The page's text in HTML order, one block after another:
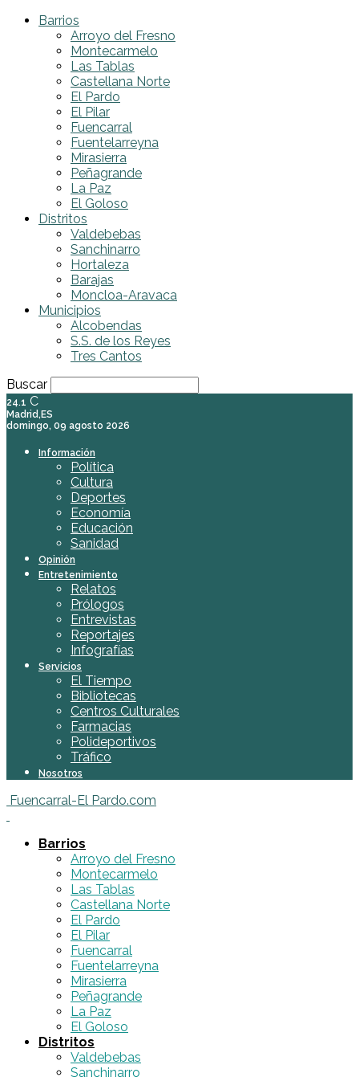
Barrios
Arroyo del Fresno
Montecarmelo
Las Tablas
Castellana Norte
El Pardo
El Pilar
Fuencarral
Fuentelarreyna
Mirasierra
Peñagrande
La Paz
El Goloso
Distritos
Valdebebas
Sanchinarro
Hortaleza
Barajas
Moncloa-Aravaca
Municipios
Alcobendas
S.S. de los Reyes
Tres Cantos
Buscar
24.1 C
Madrid,ES
domingo, 09 agosto 2026
Información
Política
Cultura
Deportes
Economía
Educación
Sanidad
Opinión
Entretenimiento
Relatos
Prólogos
Entrevistas
Reportajes
Infografías
Servicios
El Tiempo
Bibliotecas
Centros Culturales
Farmacias
Polideportivos
Tráfico
Nosotros
Fuencarral-El Pardo.com
Barrios
Arroyo del Fresno
Montecarmelo
Las Tablas
Castellana Norte
El Pardo
El Pilar
Fuencarral
Fuentelarreyna
Mirasierra
Peñagrande
La Paz
El Goloso
Distritos
Valdebebas
Sanchinarro